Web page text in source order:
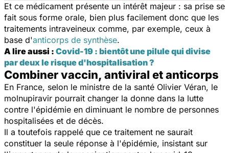
Et ce médicament présente un intérêt majeur : sa prise se
fait sous forme orale, bien plus facilement donc que les
traitements intraveineux comme, par exemple, ceux à
base d'anticorps de synthèse.
A lire aussi : Covid-19 : bientôt une pilule qui divise
par deux le risque d'hospitalisation ?
Combiner vaccin, antiviral et anticorps
En France, selon le ministre de la santé Olivier Véran, le
molnupiravir pourrait changer la donne dans la lutte
contre l'épidémie en diminuant le nombre de personnes
hospitalisées et de décès.
Il a toutefois rappelé que ce traitement ne saurait
constituer la seule réponse à l'épidémie, insistant sur